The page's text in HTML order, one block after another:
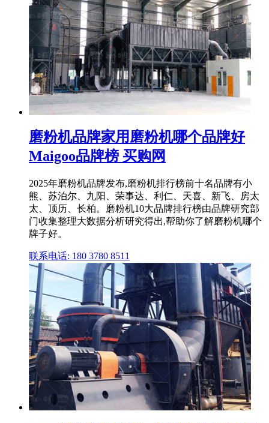
磨粉机品牌家用磨粉机哪个品牌好
Maigoo品牌榜 买购网
2025年磨粉机品牌发布,磨粉机排行榜前十名品牌有小
熊、苏泊尔、九阳、荣事达、利仁、天喜、新飞、房太
太、顶历、长柏。磨粉机10大品牌排行榜由品牌研究部
门收集整理大数据分析研究得出,帮助你了解磨粉机哪个
牌子好。
联系电话: 180 3780 8511